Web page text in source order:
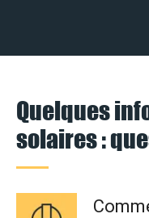
Quelques
solaires :